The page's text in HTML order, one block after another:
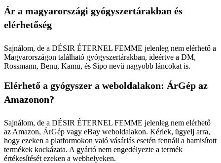
Ár a magyarországi gyógyszertárakban és
elérhetőség
Sajnálom, de a DÉSIR ÉTERNEL FEMME jelenleg nem elérhető a
Magyarországon található gyógyszertárakban, ideértve a DM,
Rossmann, Benu, Kamu, és Sipo nevű nagyobb láncokat is.
Elérhető a gyógyszer a weboldalakon: ÁrGép az
Amazonon?
Sajnálom, de a DÉSIR ÉTERNEL FEMME jelenleg nem elérhető
az Amazon, ÁrGép vagy eBay weboldalakon. Kérlek, ügyelj arra,
hogy ezeken a platformokon való vásárlás esetén fennáll a hamisított
termékek kockázata. A gyártó nem engedélyezte a termék
értékesítését ezeken a webhelyeken.